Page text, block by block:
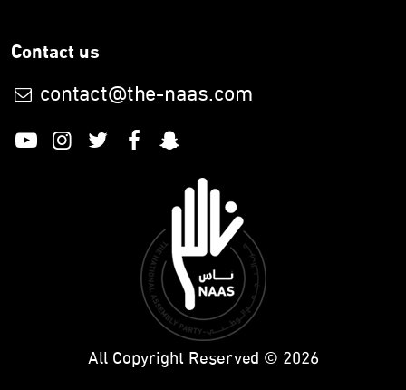
Contact us
contact@the-naas.com
All Copyright Reserved © 2026